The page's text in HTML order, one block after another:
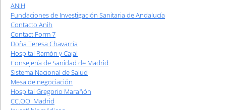
ANIH
Fundaciones de Investigación Sanitaria de Andalucía
Contacto Anih
Contact Form 7
Doña Teresa Chavarría
Hospital Ramón y Cajal
Consejería de Sanidad de Madrid
Sistema Nacional de Salud
Mesa de negociación
Hospital Gregorio Marañón
CC.OO. Madrid